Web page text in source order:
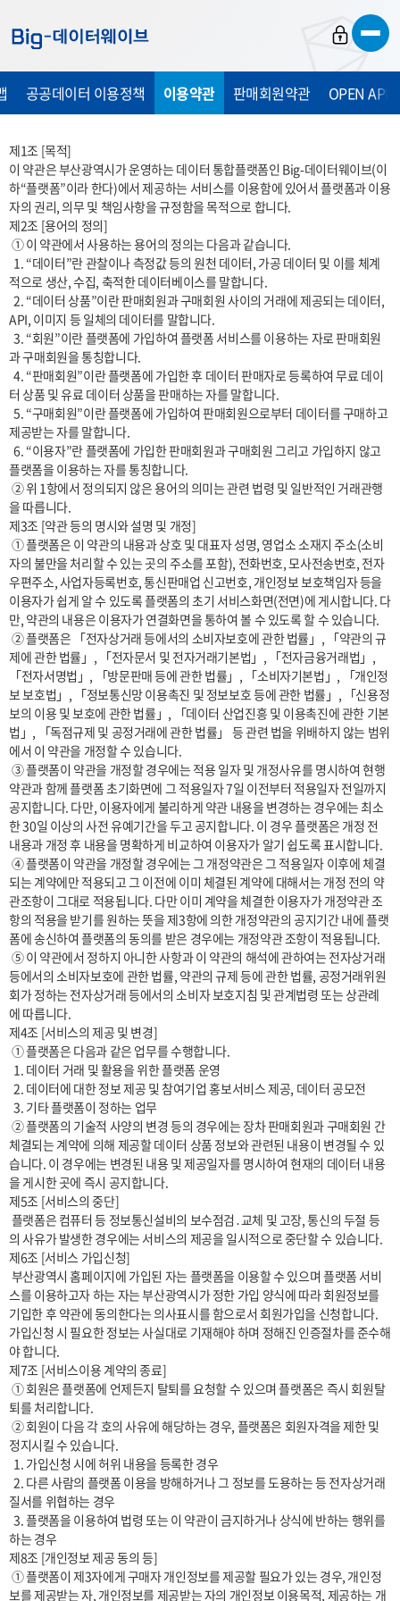
가
기
가
기
가
기
공공데이터 이용정책 이용약관 판매회원약관 OPEN API
제1조 [목적]
이 약관은 부산광역시가 운영하는 데이터 통합플랫폼인 Big-데이터웨이브(이
하“플랫폼”이라 한다)에서 제공하는 서비스를 이용함에 있어서 플랫폼과 이용
자의 권리, 의무 및 책임사항을 규정함을 목적으로 합니다.
제2조 [용어의 정의]
적으로 생산, 수집, 축적한 데이터베이스를 말합니다.
  2. “데이터 상품”이란 판매회원과 구매회원 사이의 거래에 제공되는 데이터,
API, 이미지 등 일체의 데이터를 말합니다.
  3. “회원”이란 플랫폼에 가입하여 플랫폼 서비스를 이용하는 자로 판매회원
과 구매회원을 통칭합니다.
  4. “판매회원”이란 플랫폼에 가입한 후 데이터 판매자로 등록하여 무료 데이
터 상품 및 유료 데이터 상품을 판매하는 자를 말합니다.
  5. “구매회원”이란 플랫폼에 가입하여 판매회원으로부터 데이터를 구매하고
제공받는 자를 말합니다.
  6. “이용자”란 플랫폼에 가입한 판매회원과 구매회원 그리고 가입하지 않고
플랫폼을 이용하는 자를 통칭합니다.
을 따릅니다.
제3조 [약관 등의 명시와 설명 및 개정]
자의 불만을 처리할 수 있는 곳의 주소를 포함), 전화번호, 모사전송번호, 전자
우편주소, 사업자등록번호, 통신판매업 신고번호, 개인정보 보호책임자 등을
이용자가 쉽게 알 수 있도록 플랫폼의 초기 서비스화면(전면)에 게시합니다. 다
만, 약관의 내용은 이용자가 연결화면을 통하여 볼 수 있도록 할 수 있습니다.
제에 관한 법률」, 「전자문서 및 전자거래기본법」, 「전자금융거래법」,
「전자서명법」, 「방문판매 등에 관한 법률」, 「소비자기본법」, 「개인정
보 보호법」, 「정보통신망 이용촉진 및 정보보호 등에 관한 법률」, 「신용정
보의 이용 및 보호에 관한 법률」, 「데이터 산업진흥 및 이용촉진에 관한 기본
법」, 「독점규제 및 공정거래에 관한 법률」 등 관련 법을 위배하지 않는 범위
에서 이 약관을 개정할 수 있습니다.
약관과 함께 플랫폼 초기화면에 그 적용일자 7일 이전부터 적용일자 전일까지
공지합니다. 다만, 이용자에게 불리하게 약관 내용을 변경하는 경우에는 최소
한 30일 이상의 사전 유예기간을 두고 공지합니다. 이 경우 플랫폼은 개정 전
내용과 개정 후 내용을 명확하게 비교하여 이용자가 알기 쉽도록 표시합니다.
되는 계약에만 적용되고 그 이전에 이미 체결된 계약에 대해서는 개정 전의 약
관조항이 그대로 적용됩니다. 다만 이미 계약을 체결한 이용자가 개정약관 조
항의 적용을 받기를 원하는 뜻을 제3항에 의한 개정약관의 공지기간 내에 플랫
폼에 송신하여 플랫폼의 동의를 받은 경우에는 개정약관 조항이 적용됩니다.
등에서의 소비자보호에 관한 법률, 약관의 규제 등에 관한 법률, 공정거래위원
회가 정하는 전자상거래 등에서의 소비자 보호지침 및 관계법령 또는 상관례
에 따릅니다.
제4조 [서비스의 제공 및 변경]
  2. 데이터에 대한 정보 제공 및 참여기업 홍보서비스 제공, 데이터 공모전
  3. 기타 플랫폼이 정하는 업무
체결되는 계약에 의해 제공할 데이터 상품 정보와 관련된 내용이 변경될 수 있
습니다. 이 경우에는 변경된 내용 및 제공일자를 명시하여 현재의 데이터 내용
을 게시한 곳에 즉시 공지합니다.
제5조 [서비스의 중단]
의 사유가 발생한 경우에는 서비스의 제공을 일시적으로 중단할 수 있습니다.
제6조 [서비스 가입신청]
스를 이용하고자 하는 자는 부산광역시가 정한 가입 양식에 따라 회원정보를
기입한 후 약관에 동의한다는 의사표시를 함으로서 회원가입을 신청합니다.
가입신청 시 필요한 정보는 사실대로 기재해야 하며 정해진 인증절차를 준수해
야 합니다.
제7조 [서비스이용 계약의 종료]
퇴를 처리합니다.
정지시킬 수 있습니다.
  2. 다른 사람의 플랫폼 이용을 방해하거나 그 정보를 도용하는 등 전자상거래
질서를 위협하는 경우
  3. 플랫폼을 이용하여 법령 또는 이 약관이 금지하거나 상식에 반하는 행위를
하는 경우
제8조 [개인정보 제공 동의 등]
보를 제공받는 자, 개인정보를 제공받는 자의 개인정보 이용목적, 제공하는 개